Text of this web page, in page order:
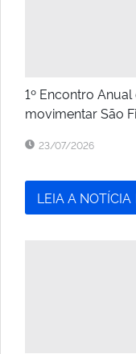
1º Encontro
movimentar São
23/07/2026
LEIA A NOTÍCIA